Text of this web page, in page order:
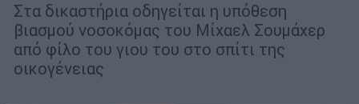
Στα δικαστήρια οδηγείται η υπόθεση
βιασμού νοσοκόμας του Μίχαελ Σουμάχερ
από φίλο του γιου του στο σπίτι της
οικογένειας